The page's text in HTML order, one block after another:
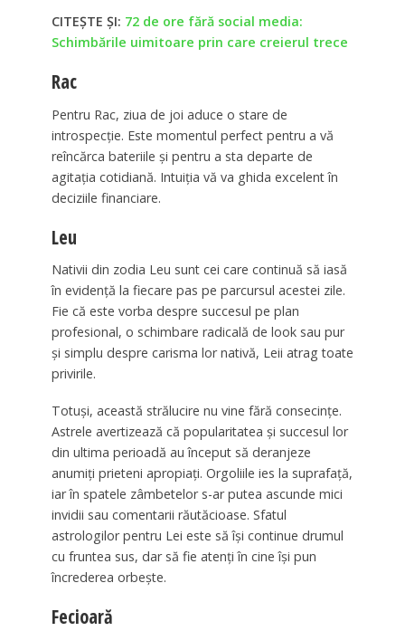
CITEȘTE ȘI: 72 de ore fără social media:
Schimbările uimitoare prin care creierul trece
Rac
Pentru Rac, ziua de joi aduce o stare de
introspecție. Este momentul perfect pentru a vă
reîncărca bateriile și pentru a sta departe de
agitația cotidiană. Intuiția vă va ghida excelent în
deciziile financiare.
Leu
Nativii din zodia Leu sunt cei care continuă să iasă
în evidență la fiecare pas pe parcursul acestei zile.
Fie că este vorba despre succesul pe plan
profesional, o schimbare radicală de look sau pur
și simplu despre carisma lor nativă, Leii atrag toate
privirile.
Totuși, această strălucire nu vine fără consecințe.
Astrele avertizează că popularitatea și succesul lor
din ultima perioadă au început să deranjeze
anumiți prieteni apropiați. Orgoliile ies la suprafață,
iar în spatele zâmbetelor s-ar putea ascunde mici
invidii sau comentarii răutăcioase. Sfatul
astrologilor pentru Lei este să își continue drumul
cu fruntea sus, dar să fie atenți în cine își pun
încrederea orbește.
Fecioară